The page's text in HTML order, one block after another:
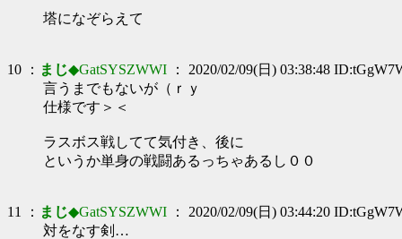
塔になぞらえて
10 ： まじ◆GatSYSZWWI ： 2020/02/09(日) 03:38:48
言うまでもないが（ｒｙ
仕様です＞＜
ラスボス戦してて気付き、後に
というか単身の戦闘あるっちゃあるし００
11 ： まじ◆GatSYSZWWI ： 2020/02/09(日) 03:44:20
対をなす剣…